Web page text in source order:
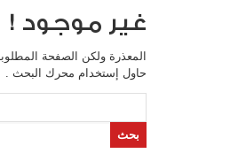
غير موجود !
المعذرة ولكن الصفحة
حاول إستخدام محرك البحث .